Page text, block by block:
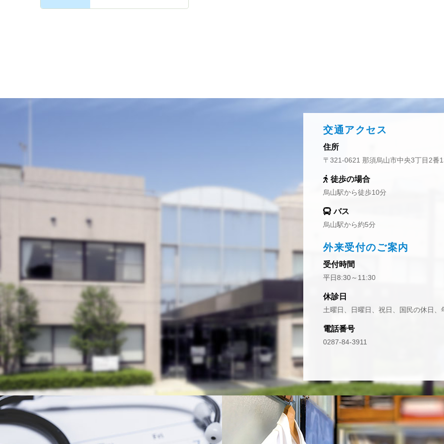
交通アクセス
住所
〒321-0621 那須烏山市中央3丁目2番
徒歩の場合
烏山駅から徒歩10分
バス
烏山駅から約5分
外来受付のご案内
受付時間
平日8:30～11:30
休診日
土曜日、日曜日、祝日、国民の休日、
電話番号
0287-84-3911